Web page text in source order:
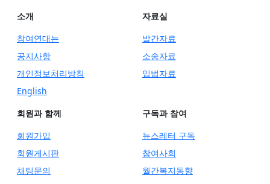
소개
참여연대는
공지사항
개인정보처리방침
English
자료실
발간자료
소송자료
입법자료
회원과 함께
회원가입
회원게시판
채팅문의
구독과 참여
뉴스레터 구독
참여사회
월간복지동향